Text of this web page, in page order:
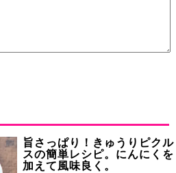
旨さっぱり！きゅうりピクル
スの簡単レシピ。にんにくを
加えて風味良く。